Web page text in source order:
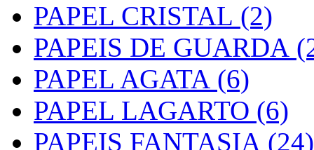
PAPEL CRISTAL (2)
PAPEIS DE GUARDA
PAPEL AGATA (6)
PAPEL LAGARTO (6)
PAPEIS FANTASIA (24)